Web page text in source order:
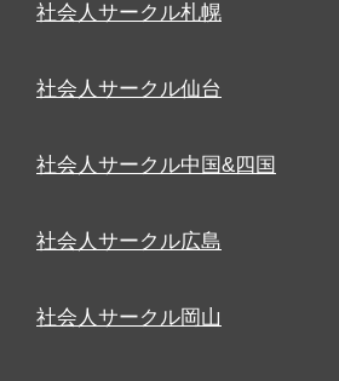
社会人サークル札幌
社会人サークル仙台
社会人サークル中国&四国
社会人サークル広島
社会人サークル岡山